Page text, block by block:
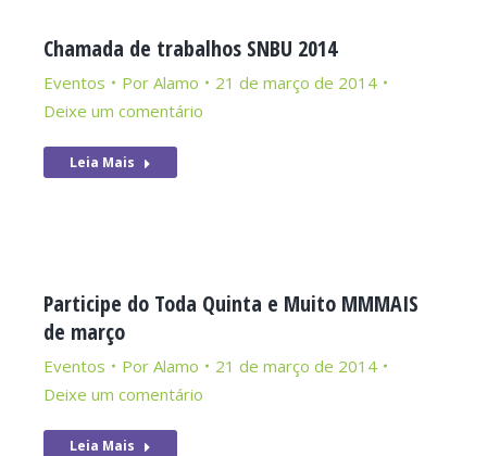
Chamada de trabalhos SNBU 2014
Eventos Por Alamo
21 de março de 2014
Deixe um comentário
Leia Mais
Participe do Toda Quinta e Muito MMMAIS
de março
Eventos Por Alamo
21 de março de 2014
Deixe um comentário
Leia Mais